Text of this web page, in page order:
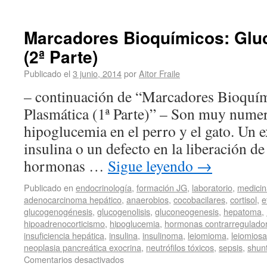
Marcadores Bioquímicos:
(2ª Parte)
Publicado el 3 junio, 2014porAitor Fraile
– continuación de “Marcadores
Plasmática (1ª Parte)” – Son muy
hipoglucemia en el perro y el gato. Un
insulina o un defecto en la liberación
hormonas … Sigue leyendo →
Publicado en endocrinología, formación JG, laboratorio,
adenocarcinoma hepático, anaerobios, cocobacilares, cortisol,
glucogenogénesis, glucogenolisis, gluconeogenesis, hepatoma,
hipoadrenocorticismo, hipoglucemia, hormonas
insuficiencia hepática, insulina, insulinoma, leiomioma,
neoplasia pancreática exocrina, neutrófilos tóxicos, sepsis,
Comentarios desactivados